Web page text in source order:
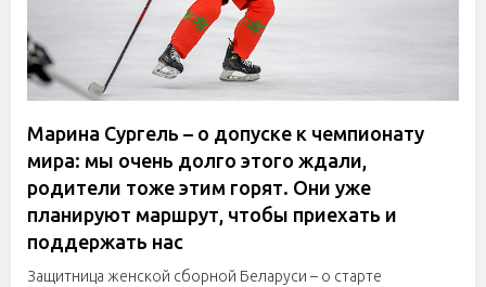
Марина Сургель – о допуске к чемпионату
мира: мы очень долго этого ждали,
родители тоже этим горят. Они уже
планируют маршрут, чтобы приехать и
поддержать нас
Защитница женской сборной Беларуси – о старте